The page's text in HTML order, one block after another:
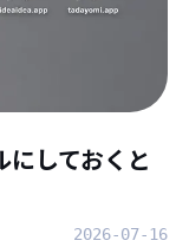
しておくと
2026-07-16